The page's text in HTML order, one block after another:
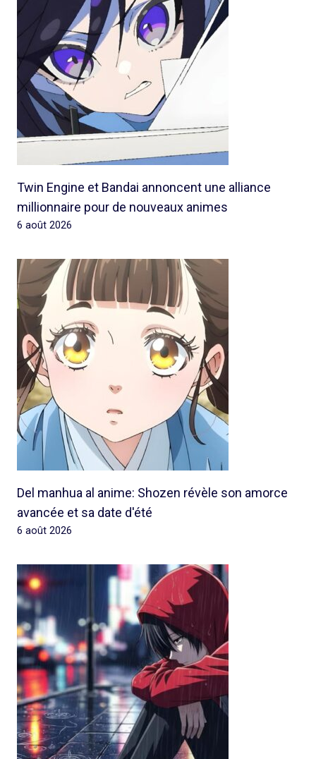
Twin Engine et Bandai annoncent une alliance
millionnaire pour de nouveaux animes
6 août 2026
Del manhua al anime: Shozen révèle son amorce
avancée et sa date d'été
6 août 2026